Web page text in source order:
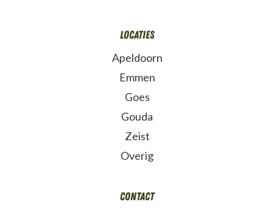
Locaties
Apeldoorn
Emmen
Goes
Gouda
Zeist
Overig
Contact